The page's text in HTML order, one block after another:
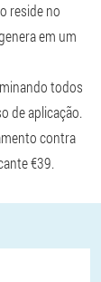
reside no
em um
todos
de aplicação.
contra
€39.